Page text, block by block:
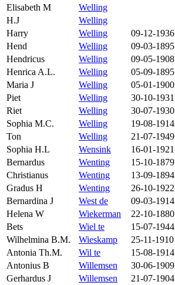
Elisabeth M
Welling
H.J
Welling
Harry
Welling 09-12-1936
Hend
Welling 09-03-1895
Hendricus
Welling 09-05-1908
Henrica A.L.
Welling 05-09-1895
Maria J
Welling 05-01-1900
Piet
Welling 30-10-1931
Riet
Welling 30-07-1930
Sophia M.C.
Welling 19-08-1914
Ton
Welling 21-07-1949
Sophia H.L
Wensink 16-01-1921
Bernardus
Wenting 15-10-1879
Christianus
Wenting 13-09-1894
Gradus H
Wenting 26-10-1922
Bernardina J
West de 09-03-1914
Helena W
Wiekerman 22-10-1880
Bets
Wiel te 15-07-1944
Wilhelmina B.M.
Wieskamp 25-11-1910
Antonia Th.M.
Wil te 15-08-1914
Antonius B
Willemsen 30-06-1909
Gerhardus J
Willemsen 21-07-1904